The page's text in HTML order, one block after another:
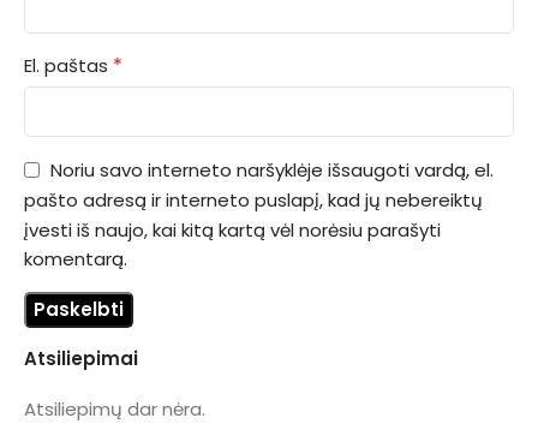
Atsiliepimai
Atsiliepimų dar nėra.
El. paštas *
Noriu savo interneto naršyklėje išsaugoti vardą, el.
pašto adresą ir interneto puslapį, kad jų nebereiktų
įvesti iš naujo, kai kitą kartą vėl norėsiu parašyti
komentarą.